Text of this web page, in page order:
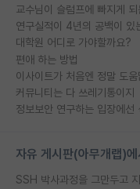
교수님이 슬럼프에 빠지게 되
연구실적이 4년의 공백이 있
대학원 어디로 가야할까요?
편애 하는 방법
이사이트가 처음엔 정말 도움
커뮤니티는 다 쓰레기통이지
자유 게시판(아무개랩)